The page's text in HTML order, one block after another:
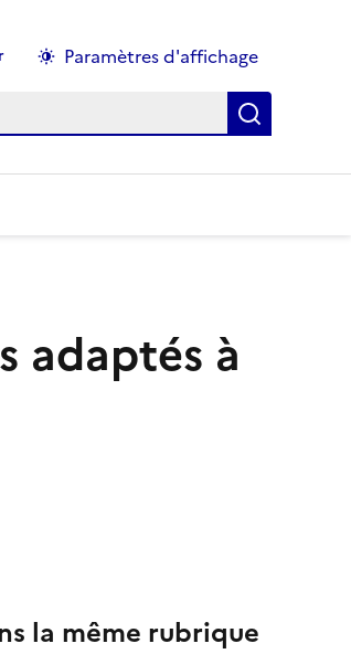
Paramètres d'affichage
adaptés à
la même rubrique